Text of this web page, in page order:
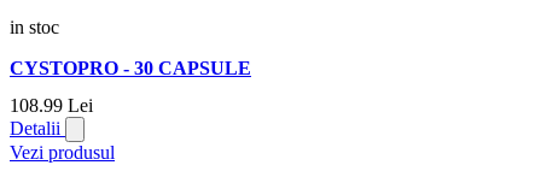
in stoc
CYSTOPRO - 30 CAPSULE
108.99 Lei
Detalii
Vezi produsul